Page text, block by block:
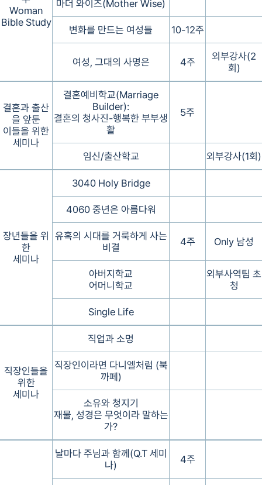
Woman
Bible Study
마더 와이즈(Mother Wise)
변화를 만드는 여성들 10-12주
여성, 그대의 사명은 4주
외부강사(2
회)
결혼과 출산
을 앞둔
이들을 위한
세미나
결혼예비학교(Marriage
Builder):
결혼의 청사진-행복한 부부생
활
5주
임신/출산학교 외부강사(1회)
장년들을 위
한
세미나
3040 Holy Bridge
4060 중년은 아름다워
유혹의 시대를 거룩하게 사는
비결
4주 Only 남성
아버지학교
어머니학교
외부사역팀 초
청
Single Life
직장인들을
위한
세미나
직업과 소명
직장인이라면 다니엘처럼 (북
까페)
소유와 청지기
재물, 성경은 무엇이라 말하는
가?
날마다 주님과 함께(Q.T 세미
나)
4주